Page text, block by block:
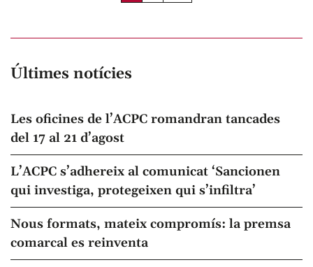
Últimes notícies
Les oficines de l’ACPC romandran tancades
del 17 al 21 d’agost
L’ACPC s’adhereix al comunicat ‘Sancionen
qui investiga, protegeixen qui s’infiltra’
Nous formats, mateix compromís: la premsa
comarcal es reinventa